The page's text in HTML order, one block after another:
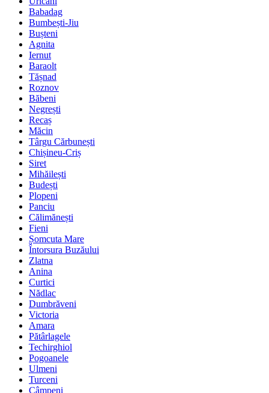
Babadag
Bumbești-Jiu
Bușteni
Agnita
Iernut
Baraolt
Tășnad
Roznov
Băbeni
Negrești
Recaș
Măcin
Târgu Cărbunești
Chișineu-Criș
Siret
Mihăilești
Budești
Plopeni
Panciu
Călimănești
Fieni
Șomcuta Mare
Întorsura Buzăului
Zlatna
Anina
Curtici
Nădlac
Dumbrăveni
Victoria
Amara
Pătârlagele
Techirghiol
Pogoanele
Ulmeni
Turceni
Câmpeni